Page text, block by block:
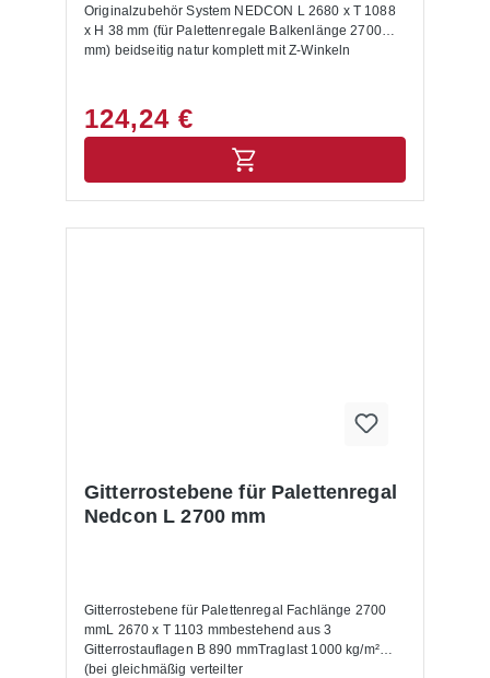
Originalzubehör System NEDCON L 2680 x T 1088
x H 38 mm (für Palettenregale Balkenlänge 2700
mm) beidseitig natur komplett mit Z-Winkeln
124,24 €
Gitterrostebene für Palettenregal
Nedcon L 2700 mm
Gitterrostebene für Palettenregal Fachlänge 2700
mmL 2670 x T 1103 mmbestehend aus 3
Gitterrostauflagen B 890 mmTraglast 1000 kg/m²
(bei gleichmäßig verteilter